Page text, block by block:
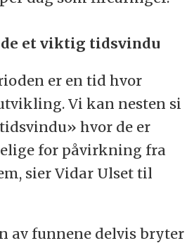
et viktig tidsvindu
er en tid hvor
Vi kan nesten si
hvor de er
for påvirkning fra
sier Vidar Ulset til
av funnene delvis bryter